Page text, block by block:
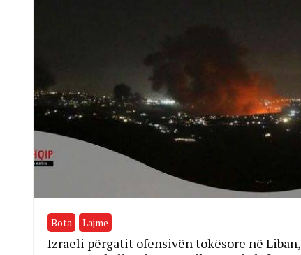
Bota Lajme
Izraeli përgatit ofensivën tokësore në Liban,